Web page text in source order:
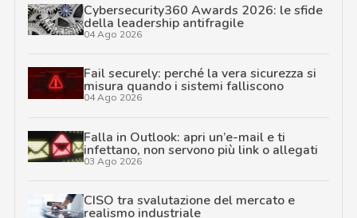
Cybersecurity360 Awards 2026: le sfide
della leadership antifragile
04 Ago 2026
Fail securely: perché la vera sicurezza si
misura quando i sistemi falliscono
04 Ago 2026
Falla in Outlook: apri un’e-mail e ti
infettano, non servono più link o allegati
03 Ago 2026
CISO tra svalutazione del mercato e
realismo industriale